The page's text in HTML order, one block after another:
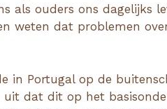
als ouders ons dagelijks
weten dat problemen
in Portugal op de
dat dit op het